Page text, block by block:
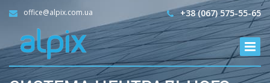
+38 (067) 575-55-65
office@alpix.com.ua